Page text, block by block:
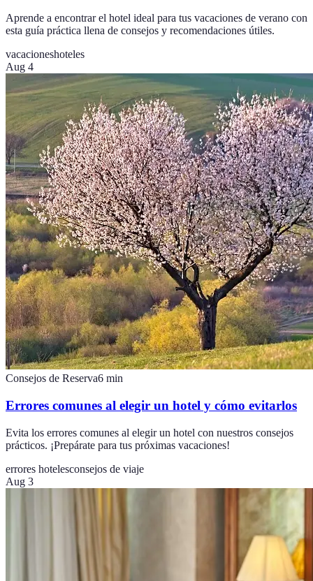
Aprende a encontrar el hotel ideal para tus vacaciones de verano con
esta guía práctica llena de consejos y recomendaciones útiles.
vacacioneshoteles
Aug 4
Consejos de Reserva6 min
Errores comunes al elegir un hotel y cómo evitarlos
Evita los errores comunes al elegir un hotel con nuestros consejos
prácticos. ¡Prepárate para tus próximas vacaciones!
errores hotelesconsejos de viaje
Aug 3